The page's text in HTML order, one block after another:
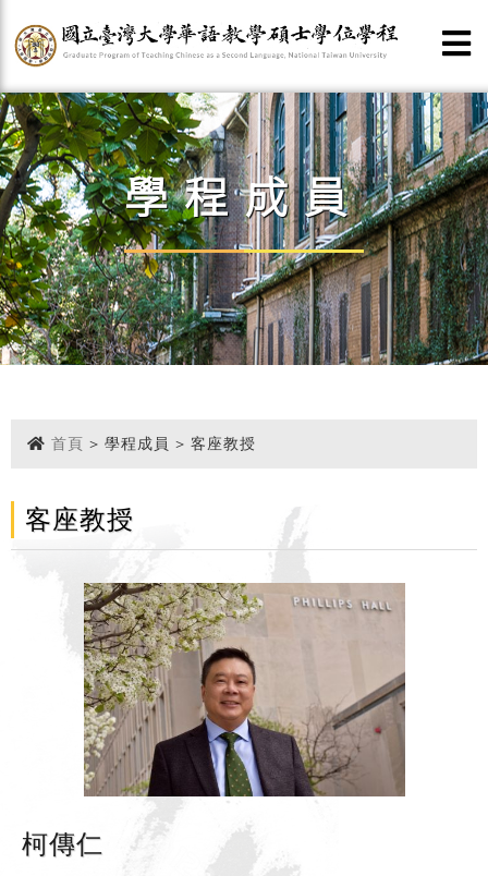
學程成員
首頁 > 學程成員 > 客座教授
客座教授
柯傳仁